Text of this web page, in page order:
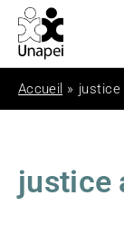
Veuillez
noter
Ce
site
Web
système
d'accessibilité.
Accueil » justice
justice